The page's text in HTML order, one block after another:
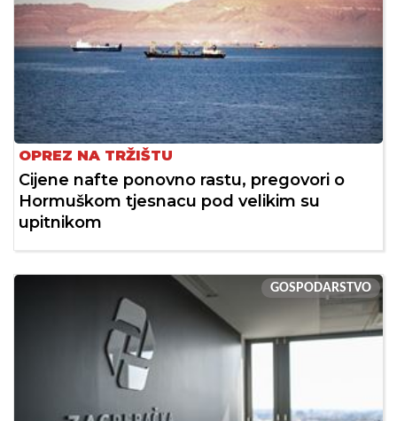
OPREZ NA TRŽIŠTU
Cijene nafte ponovno rastu, pregovori o
Hormuškom tjesnacu pod velikim su
upitnikom
GOSPODARSTVO